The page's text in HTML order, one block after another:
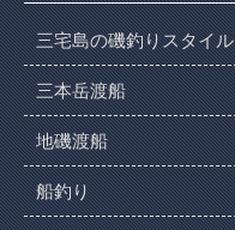
三宅島の磯釣りスタイル
三本岳渡船
地磯渡船
船釣り